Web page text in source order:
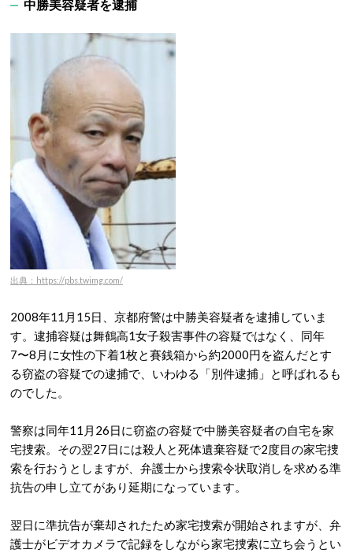
中勝美容疑者を逮捕
出典：https://pbs.twimg.com/
2008年11月15日、京都府警は中勝美容疑者を逮捕していま
す。逮捕容疑は舞鶴高1女子殺害事件の容疑ではなく、同年
7〜8月に女性の下着1枚と賽銭箱から約2000円を盗んだとす
る窃盗の容疑での逮捕で、いわゆる「別件逮捕」と呼ばれるも
のでした。
警察は同年11月26日に窃盗の容疑で中勝美容疑者の自宅を家
宅捜索。その翌27日には殺人と死体遺棄容疑で2度目の家宅捜
索を行おうとしますが、弁護士から捜索令状取消しを求める準
抗告の申し立てがあり延期になっています。
翌日に準抗告が棄却されたため家宅捜索が開始されますが、弁
護士がビデオカメラで記録をしながら家宅捜索に立ち会うとい